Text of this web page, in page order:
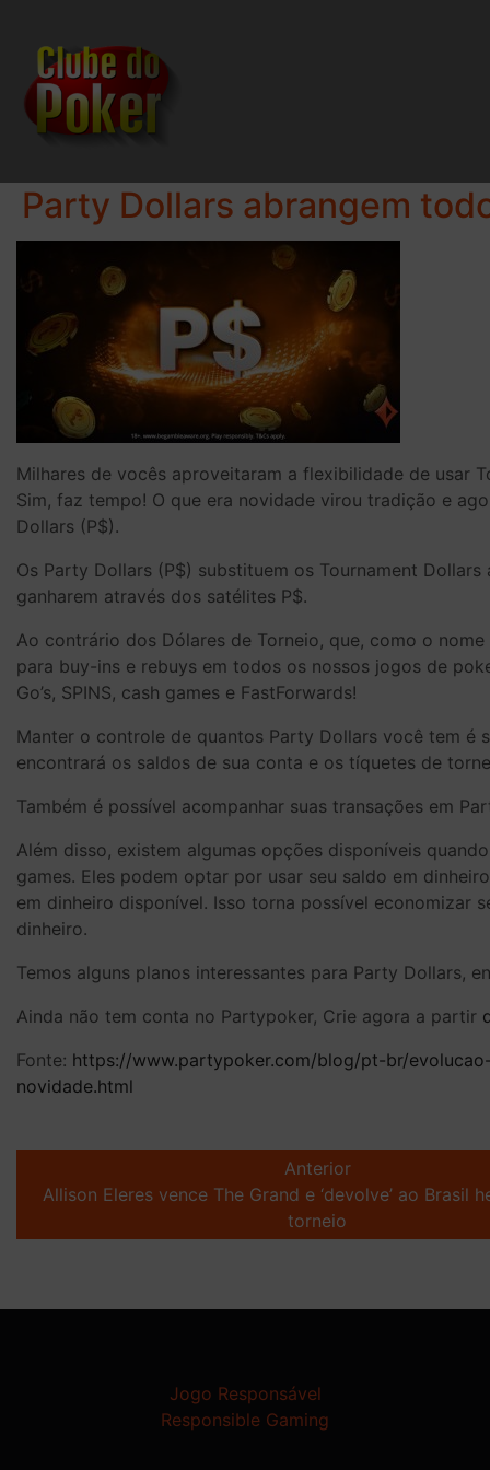
Party Dollars abrangem
Milhares de vocês aproveitaram a flexibilidade de usar
Sim, faz tempo! O que era novidade virou tradição e
Dollars (P$).
Os Party Dollars (P$) substituem os Tournament
ganharem através dos satélites P$.
Ao contrário dos Dólares de Torneio, que, como o
para buy-ins e rebuys em todos os nossos jogos de
Go’s, SPINS, cash games e FastForwards!
Manter o controle de quantos Party Dollars você tem é
encontrará os saldos de sua conta e os tíquetes de
Também é possível acompanhar suas transações em
Além disso, existem algumas opções disponíveis
games. Eles podem optar por usar seu saldo em
em dinheiro disponível. Isso torna possível economizar
dinheiro.
Temos alguns planos interessantes para Party Dollars,
Ainda não tem conta no Partypoker, Crie agora a partir
Fonte: https://www.partypoker.com/blog/pt-br/
novidade.html
navigation
Anterior
Allison Eleres vence The Grand e ‘devolve’ ao Brasil
torneio
Jogo Responsável
Responsible Gaming